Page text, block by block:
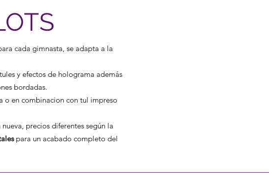
cada gimnasta, se adapta a la
y efectos de holograma además
bordadas.
o en combinacion con tul impreso
precios diferentes según la
para un acabado completo del